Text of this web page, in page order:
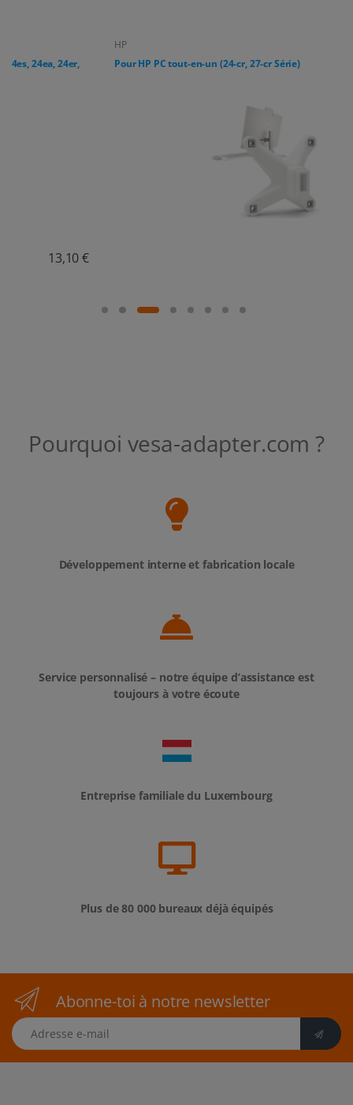
Pour HP PC tout-en-un (24-cr, 27-cr Série)
Pourquoi vesa-adapter.com ?
Développement interne et fabrication locale
Service personnalisé – notre équipe d’assistance est
toujours à votre écoute
Entreprise familiale du Luxembourg
Plus de 80 000 bureaux déjà équipés
Abonne-toi à notre newsletter
Adresse e-mail